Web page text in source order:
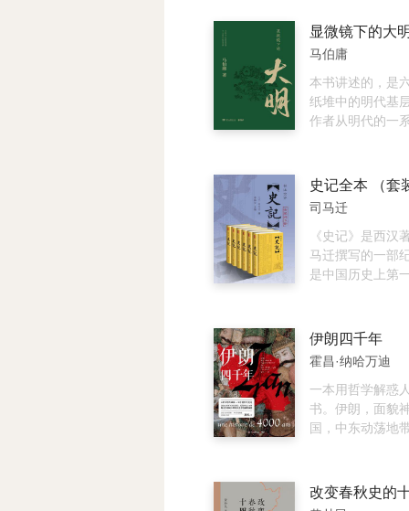
个经典战例，将
的原意剖析得详
援引2000多年来
子兵法》的传世
牧等11人的注解
度还原兵法原意
得令人身临其境
场上空，看交战
动，浴血奋战，
声中演绎着兵法
观与比照，叙述
陈利害得失。既
括了中国历史与
义，又点明了近
统文化和精神的
简意赅，语重心
马伯庸
本书讲述的，是
纸堆中的明代基
作者从明代的一
历史中绝无仅有
着眼于平民的政
记录极为详尽。
能看到朴实的百
的民间智慧、肮
段、微妙的官场
景。 这六个事件
一县乃至一村之
最底层平民的真
当遭遇税收不公
愤起抗争；当家
害时，他们如何
弈；当朝廷要求
们又是如何从
史记全本 （套
司马迁
《史记》是西汉
马迁撰写的一部
是中国历史上第
黄帝时代，下至
年间共 3000 多
《史记》全书包
（记历代帝王政
家（记诸侯国和
贵兴亡）、七十
（大事年表）、
典章制度记礼、
伊朗四千年
霍昌·纳哈万迪
一本用哲学解惑
书。伊朗，面貌
国，中东动荡地
非三洲的世界性
了丰富的政治治
改变春秋史的